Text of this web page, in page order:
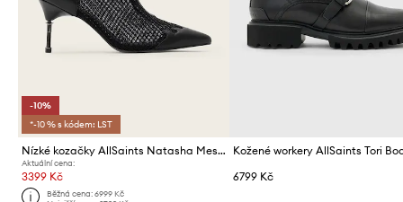
-10%
*-10 % s kódem: LST
Nízké kozačky AllSaints Natasha Mesh Boot
Aktuální cena:
3399 Kč
Běžná cena:6999 Kč
Kožené workery AllSaints Tori
6799 Kč